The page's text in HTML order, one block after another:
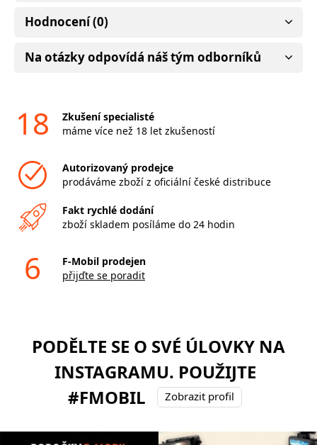
Hodnocení (0)
Na otázky odpovídá náš tým odborníků
18
Zkušení specialisté
máme více než 18 let zkušeností
Autorizovaný prodejce
prodáváme zboží z oficiální české distribuce
Fakt rychlé dodání
zboží skladem posíláme do 24 hodin
6
F-Mobil prodejen
přijďte se poradit
PODĚLTE SE O SVÉ ÚLOVKY NA
INSTAGRAMU. POUŽIJTE
#FMOBIL
Zobrazit profil